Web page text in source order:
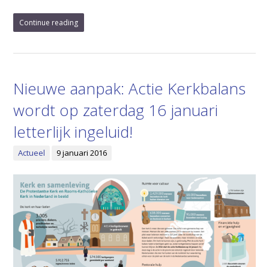
Continue reading
Nieuwe aanpak: Actie Kerkbalans
wordt op zaterdag 16 januari
letterlijk ingeluid!
Actueel 9 januari 2016